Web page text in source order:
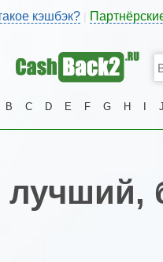
кэшбэк?
B C D E F G H